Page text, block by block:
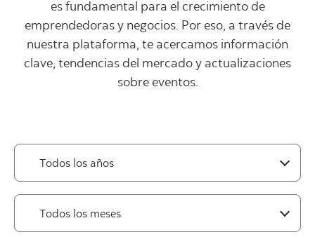
es fundamental para el crecimiento de
emprendedoras y negocios. Por eso, a través de
nuestra plataforma, te acercamos información
clave, tendencias del mercado y actualizaciones
sobre eventos.